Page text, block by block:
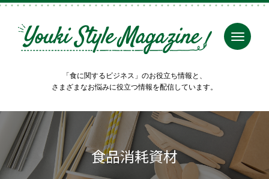
「食に関するビジネス」のお役立ち情報と、
さまざまなお悩みに役立つ情報を配信しています。
食品消耗資材